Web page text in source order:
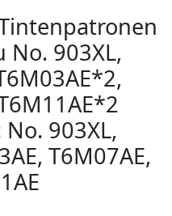
903XL,
903XL,
T6M07AE,